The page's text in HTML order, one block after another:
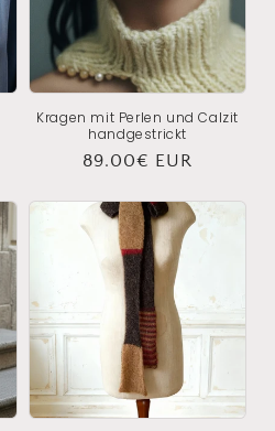
Kragen mit Perlen und Calzit
handgestrickt
Normaler
89.00€ EUR